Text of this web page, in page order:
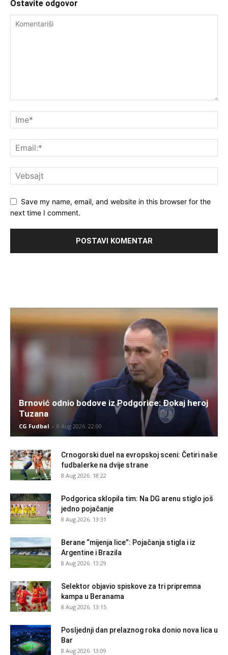
Ostavite odgovor
Save my name, email, and website in this browser for the
next time I comment.
Brnović odnio bodove iz Podgorice: Đokaj heroj
Tuzana
CG Fudbal - 8 Aug 2026. 22:00
Crnogorski duel na evropskoj sceni: Četiri naše
fudbalerke na dvije strane
8 Aug 2026. 18:22
Podgorica sklopila tim: Na DG arenu stiglo još
jedno pojačanje
8 Aug 2026. 13:31
Berane “mijenja lice”: Pojačanja stigla i iz
Argentine i Brazila
8 Aug 2026. 13:29
Selektor objavio spiskove za tri pripremna
kampa u Beranama
8 Aug 2026. 13:15
Posljednji dan prelaznog roka donio nova lica u
Bar
8 Aug 2026. 13:09